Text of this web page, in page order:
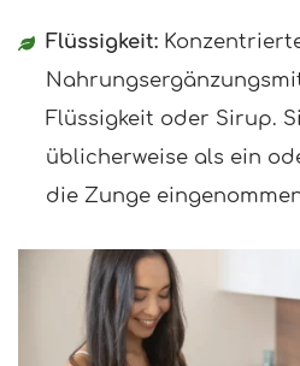
Flüssigkeit:
Flüssigkeit oder Sirup.
üblicherweise als ein
die Zunge